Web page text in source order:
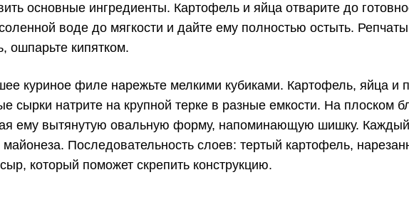
основные ингредиенты. Картофель и яйца отварите до
воде до мягкости и дайте ему полностью остыть.
ошпарьте кипятком.
куриное филе нарежьте мелкими кубиками. Картофель, яйца и
сырки натрите на крупной терке в разные емкости. На плоском
ему вытянутую овальную форму, напоминающую шишку. Каждый
Последовательность слоев: тертый картофель,
который поможет скрепить конструкцию.